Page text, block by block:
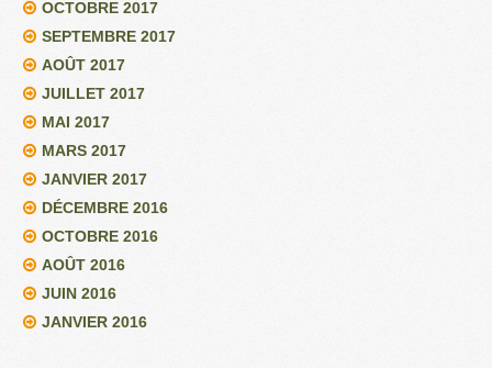
OCTOBRE 2017
SEPTEMBRE 2017
AOÛT 2017
JUILLET 2017
MAI 2017
MARS 2017
JANVIER 2017
DÉCEMBRE 2016
OCTOBRE 2016
AOÛT 2016
JUIN 2016
JANVIER 2016